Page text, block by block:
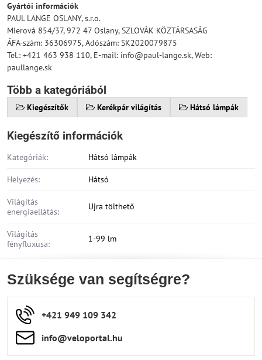
Gyártói információk
PAUL LANGE OSLANY, s.r.o.
Mierová 854/37, 972 47 Oslany, SZLOVÁK KÖZTÁRSASÁG
ÁFA-szám: 36306975, Adószám: SK2020079875
Tel.: +421 463 938 110, E-mail: info@paul-lange.sk, Web:
paullange.sk
Több a kategóriából
Kiegészítők Kerékpár világítás Hátsó lámpák
Kiegészítő információk
Kategóriák: Hátsó lámpák
Helyezés: Hátsó
Világítás
energiaellátás:
Ujra tölthető
Világítás
fényfluxusa:
1-99 lm
Szüksége van segítségre?
+421 949 109 342
info​​@veloportal​.hu